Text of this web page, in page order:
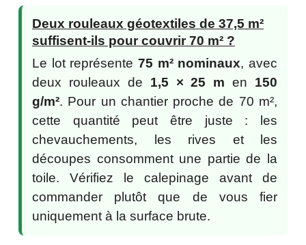
Deux rouleaux géotextiles de 37,5 m²
suffisent-ils pour couvrir 70 m² ?
Le lot représente 75 m² nominaux, avec
deux rouleaux de 1,5 × 25 m en 150
g/m². Pour un chantier proche de 70 m²,
cette quantité peut être juste : les
chevauchements, les rives et les
découpes consomment une partie de la
toile. Vérifiez le calepinage avant de
commander plutôt que de vous fier
uniquement à la surface brute.